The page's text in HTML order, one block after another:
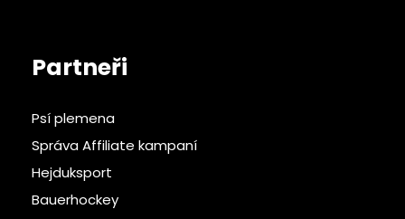
Partneři
Psí plemena
Správa Affiliate kampaní
Hejduksport
Bauerhockey